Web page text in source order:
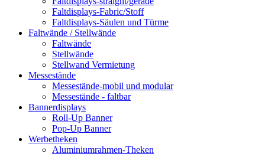
Faltdisplays-Fabric/Stoff
Faltdisplays-Säulen und Türme
Faltwände / Stellwände
Faltwände
Stellwände
Stellwand Vermietung
Messestände
Messestände-mobil und modular
Messestände - faltbar
Bannerdisplays
Roll-Up Banner
Pop-Up Banner
Werbetheken
Aluminiumrahmen-Theken